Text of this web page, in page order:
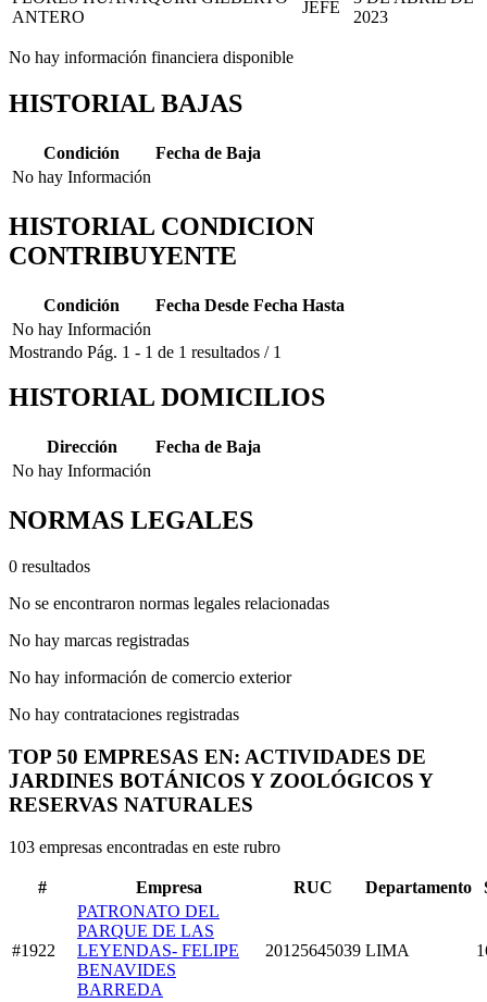
ANTERO
JEFE
2023
No hay información financiera disponible
HISTORIAL BAJAS
Condición
Fecha de Baja
No hay Información
HISTORIAL CONDICION
CONTRIBUYENTE
Condición Fecha Desde Fecha Hasta
No hay Información
Mostrando Pág. 1 - 1 de 1 resultados / 1
HISTORIAL DOMICILIOS
Dirección
Fecha de Baja
No hay Información
NORMAS LEGALES
0 resultados
No se encontraron normas legales relacionadas
No hay marcas registradas
No hay información de comercio exterior
No hay contrataciones registradas
TOP 50 EMPRESAS EN: ACTIVIDADES DE
JARDINES BOTÁNICOS Y ZOOLÓGICOS Y
RESERVAS NATURALES
103 empresas encontradas en este rubro
# Empresa RUC Departamento
#1922
PATRONATO DEL
PARQUE DE LAS
LEYENDAS- FELIPE
BENAVIDES
BARREDA
20125645039 LIMA